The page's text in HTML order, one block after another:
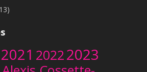
2021 20222023